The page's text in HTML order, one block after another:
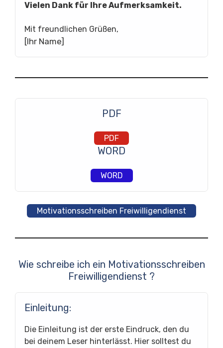
Vielen Dank für Ihre Aufmerksamkeit.
Mit freundlichen Grüßen,
[Ihr Name]
PDF
PDF
WORD
WORD
Motivationsschreiben Freiwilligendienst
Wie schreibe ich ein Motivationsschreiben
Freiwilligendienst ?
Einleitung:
Die Einleitung ist der erste Eindruck, den du
bei deinem Leser hinterlässt. Hier solltest du